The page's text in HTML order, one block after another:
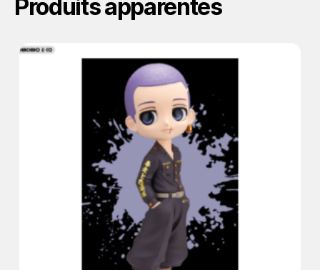
Produits apparentés